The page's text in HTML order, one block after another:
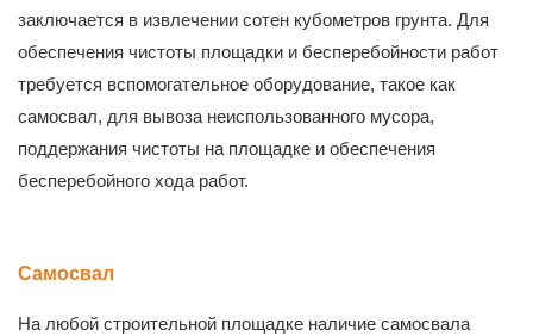
заключается в извлечении сотен кубометров грунта. Для
обеспечения чистоты площадки и бесперебойности работ
требуется вспомогательное оборудование, такое как
самосвал, для вывоза неиспользованного мусора,
поддержания чистоты на площадке и обеспечения
бесперебойного хода работ.
Самосвал
На любой строительной площадке наличие самосвала